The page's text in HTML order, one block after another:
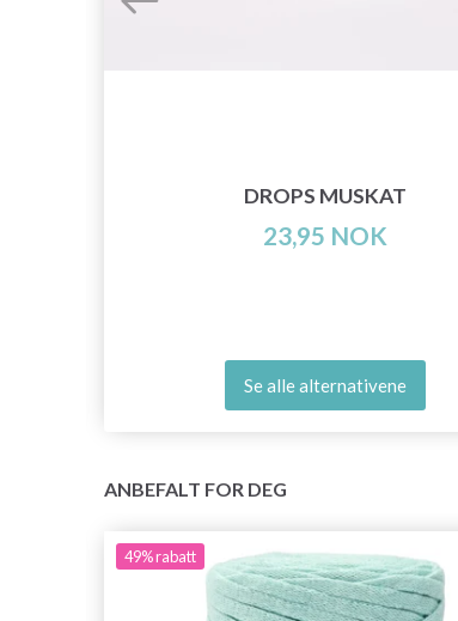
DROPS MUSKAT
23,95 NOK
Se alle alternativene
ANBEFALT FOR DEG
49%rabatt